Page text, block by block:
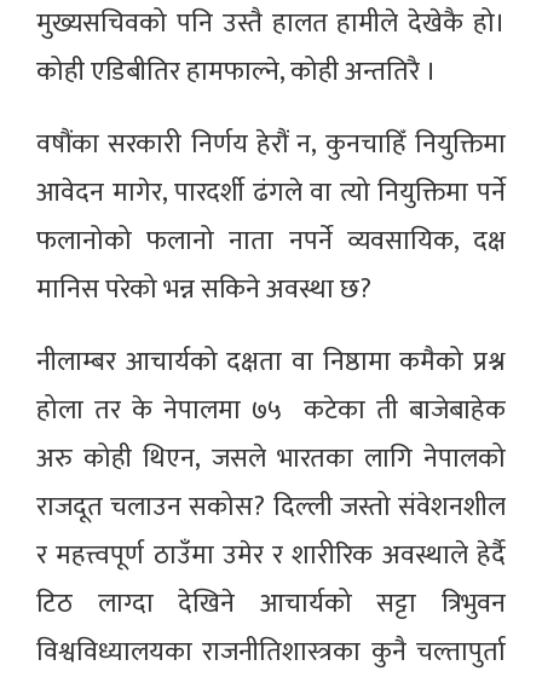
मुख्यसचिवको पनि उस्तै हालत हामीले देखेकै हो।
कोही एडिबीतिर हामफाल्ने, कोही अन्ततिरै ।
वषौंका सरकारी निर्णय हेरौं न, कुनचाहिँ नियुक्तिमा
आवेदन मागेर, पारदर्शी ढंगले वा त्यो नियुक्तिमा पर्ने
फलानोको फलानो नाता नपर्ने व्यवसायिक, दक्ष
मानिस परेको भन्न सकिने अवस्था छ?
नीलाम्बर आचार्यको दक्षता वा निष्ठामा कमैको प्रश्न
होला तर के नेपालमा ७५ कटेका ती बाजेबाहेक
अरु कोही थिएन, जसले भारतका लागि नेपालको
राजदूत चलाउन सकोस? दिल्ली जस्तो संवेशनशील
र महत्त्वपूर्ण ठाउँमा उमेर र शारीरिक अवस्थाले हेर्दै
टिठ लाग्दा देखिने आचार्यको सट्टा त्रिभुवन
विश्वविध्यालयका राजनीतिशास्त्रका कुनै चल्तापुर्ता